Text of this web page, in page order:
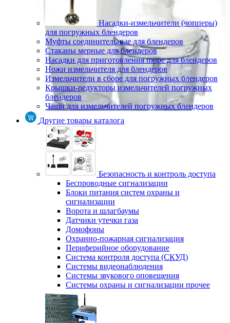
Насадки-измельчители (чопперы)
для погружных блендеров
Муфты соединительные для блендеров
Стаканы мерные для блендеров
Насадки для приготовления пюре для блендеров
Ножи измельчителя для блендеров
Измельчители в сборе для погружных блендеров
Крышки-редукторы измельчителей погружных
блендеров
Чаши для измельчителей погружных блендеров
Другие товары каталога
Безопасность и контроль доступа
Беспроводные сигнализации
Блоки питания систем охраны и
сигнализации
Ворота и шлагбаумы
Датчики утечки газа
Домофоны
Охранно-пожарная сигнализация
Периферийное оборудование
Система контроля доступа (СКУД)
Системы видеонаблюдения
Системы звукового оповещения
Системы охраны и сигнализации прочее